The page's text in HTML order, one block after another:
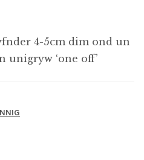
4-5cm dim ond un
unigryw ‘one off’